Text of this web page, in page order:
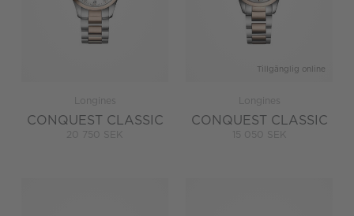
Longines
CONQUEST CLASSIC
20 750 SEK
Tillgänglig online
Longines
CONQUEST CLASSIC
15 050 SEK